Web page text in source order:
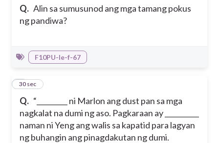
Q. Alin sa sumusunod ang mga tamang pokus
ng pandiwa?
F10PU-Ie-f-67
Q. “_________ ni Marlon ang dust pan sa mga
nagkalat na dumi ng aso. Pagkaraan ay __________
naman ni Yeng ang walis sa kapatid para lagyan
ng buhangin ang pinagdakutan ng dumi.
2
30 sec